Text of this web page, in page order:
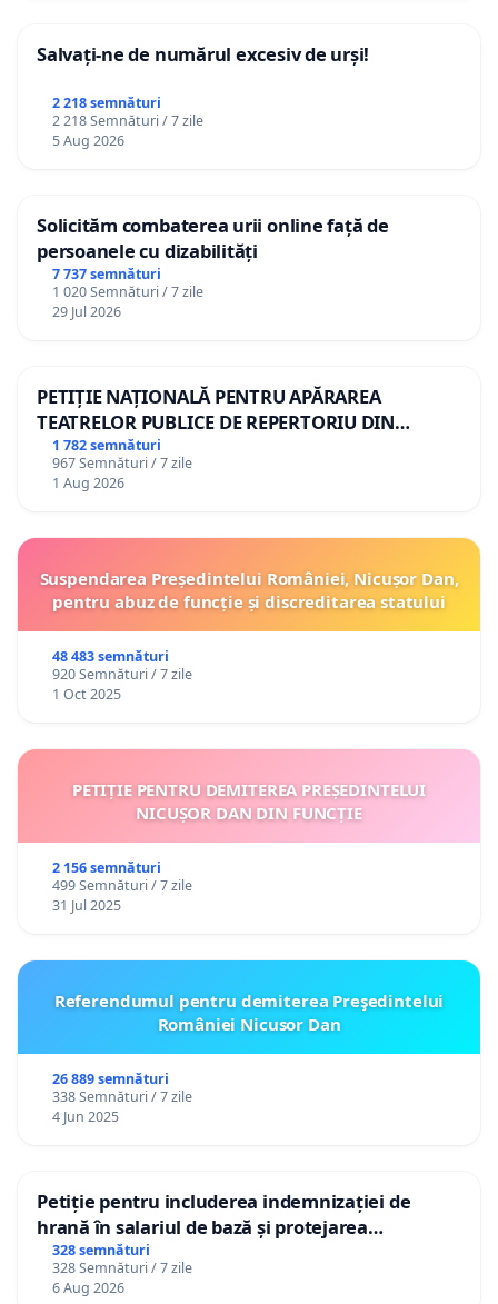
Salvați-ne de numărul excesiv de urși!
2 218 semnături
2 218 Semnături / 7 zile
5 Aug 2026
Solicităm combaterea urii online față de
persoanele cu dizabilități
7 737 semnături
1 020 Semnături / 7 zile
29 Jul 2026
PETIȚIE NAȚIONALĂ PENTRU APĂRAREA
TEATRELOR PUBLICE DE REPERTORIU DIN
ROMÂNIA
1 782 semnături
967 Semnături / 7 zile
1 Aug 2026
Suspendarea Președintelui României, Nicușor Dan,
pentru abuz de funcție și discreditarea statului
48 483 semnături
920 Semnături / 7 zile
1 Oct 2025
PETIȚIE PENTRU DEMITEREA PREȘEDINTELUI
NICUȘOR DAN DIN FUNCȚIE
2 156 semnături
499 Semnături / 7 zile
31 Jul 2025
Referendumul pentru demiterea Preşedintelui
României Nicusor Dan
26 889 semnături
338 Semnături / 7 zile
4 Jun 2025
Petiție pentru includerea indemnizației de
hrană în salariul de bază și protejarea
gradațiilor de vechime pentru asistenții
personali
328 semnături
328 Semnături / 7 zile
6 Aug 2026